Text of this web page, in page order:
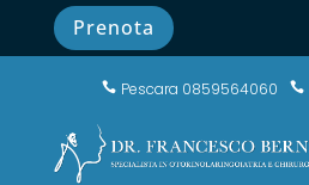
Prenota
 Pescara 0859564060 